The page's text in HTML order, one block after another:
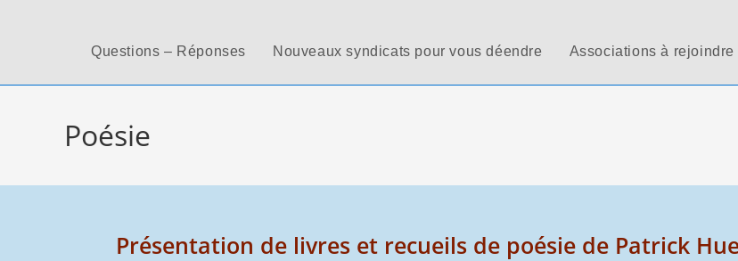
Questions – Réponses Nouveaux syndicats pour vous déendre Associations à
Poésie
Présentation de livres et recueils de poésie de Patrick